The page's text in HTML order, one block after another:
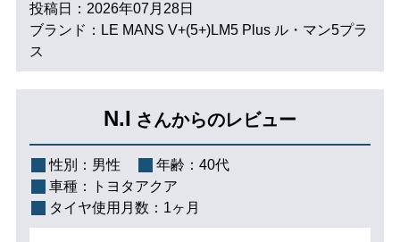
投稿日：2026年07月28日
ブランド：LE MANS V+(5+)LM5 Plus ル・マン5プラ
ス
N.I さんからのレビュー
性別： 男性 年齢： 40代
車種：
トヨタアクア
タイヤ使用月数： 1ヶ月